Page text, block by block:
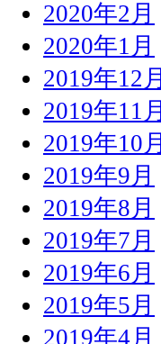
2020年2月
2020年1月
2019年12月
2019年11月
2019年10月
2019年9月
2019年8月
2019年7月
2019年6月
2019年5月
2019年4月